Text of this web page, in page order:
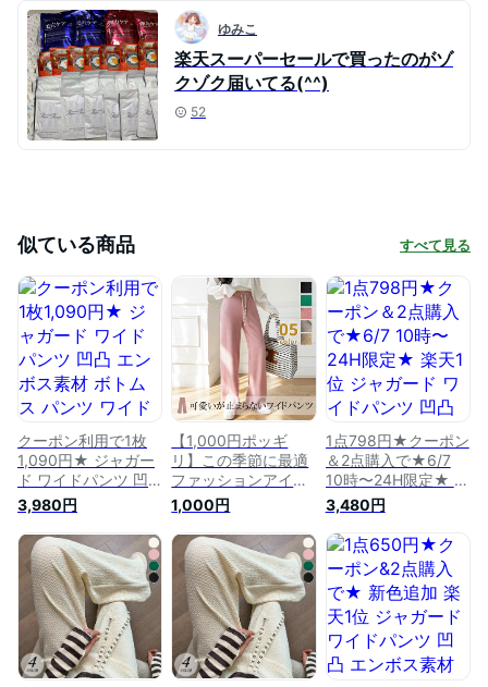
ゆみこ
楽天スーパーセールで買ったのがゾ
クゾク届いてる(^^)
52
似ている商品 すべて見る
クーポン利用で1枚
1,090円★ ジャガー
ド ワイドパンツ 凹
凸 エンボス素材 ボ
トムス パンツ ワイ
ド イージー ウエス
トゴム ゆったり リ
ラックス ぽこぽこ
ポップコーン アルフ
ァベット紐 脚長 美
脚 無地 カジュアル
レディース 韓国ファ
ッション
3,980円
【1,000円ポッギ
リ】この季節に最適
ファッションアイテ
ム パンツ ワイド イ
ージー ウエストゴム
ゆったり エンボス加
工 リラックス ぽこ
ぽこ ポップコーン
紐 脚長 美脚 無地 カ
ジュアル ウェスト
春夏
1,000円
1点798円★クーポン
＆2点購入で★6/7
10時〜24H限定★ 楽
天1位 ジャガード ワ
イドパンツ 凹凸 エ
ンボス素材 ボトムス
パンツ ワイド イー
ジー ウエストゴム
リラックス ぽこぽこ
ポップコーン アルフ
ァベット紐 脚長 美
脚 無地 レディース
韓国ファッション
3,480円